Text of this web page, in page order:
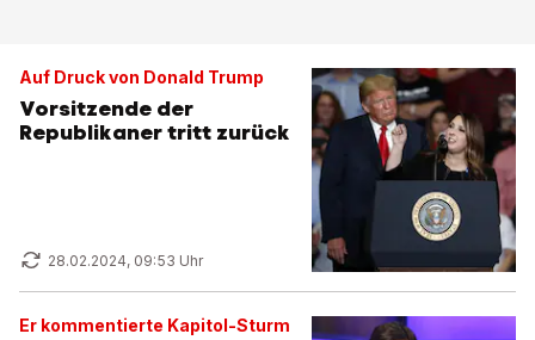
Auf Druck von Donald Trump
Vorsitzende der
Republikaner tritt zurück
28.02.2024, 09:53 Uhr
Er kommentierte Kapitol-Sturm